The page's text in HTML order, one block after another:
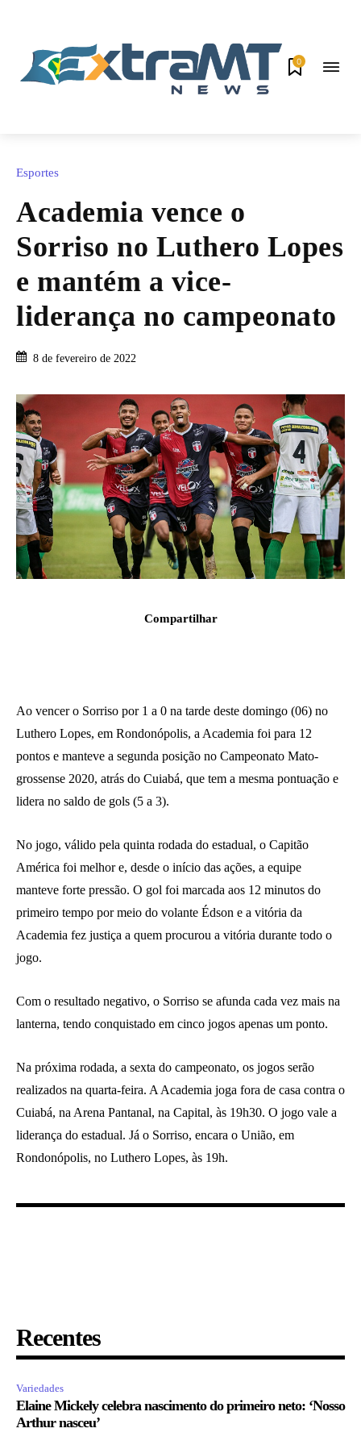
0
Esportes
Academia vence o
Sorriso no Luthero Lopes
e mantém a vice-
liderança no campeonato
8 de fevereiro de 2022
Compartilhar
Ao vencer o Sorriso por 1 a 0 na tarde deste domingo (06) no
Luthero Lopes, em Rondonópolis, a Academia foi para 12
pontos e manteve a segunda posição no Campeonato Mato-
grossense 2020, atrás do Cuiabá, que tem a mesma pontuação e
lidera no saldo de gols (5 a 3).
No jogo, válido pela quinta rodada do estadual, o Capitão
América foi melhor e, desde o início das ações, a equipe
manteve forte pressão. O gol foi marcada aos 12 minutos do
primeiro tempo por meio do volante Édson e a vitória da
Academia fez justiça a quem procurou a vitória durante todo o
jogo.
Com o resultado negativo, o Sorriso se afunda cada vez mais na
lanterna, tendo conquistado em cinco jogos apenas um ponto.
Na próxima rodada, a sexta do campeonato, os jogos serão
realizados na quarta-feira. A Academia joga fora de casa contra o
Cuiabá, na Arena Pantanal, na Capital, às 19h30. O jogo vale a
liderança do estadual. Já o Sorriso, encara o União, em
Rondonópolis, no Luthero Lopes, às 19h.
Recentes
Variedades
Elaine Mickely celebra nascimento do primeiro neto: ‘Nosso
Arthur nasceu’